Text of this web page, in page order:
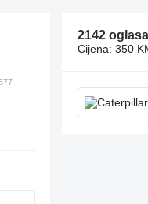
2142
Cijena: 350